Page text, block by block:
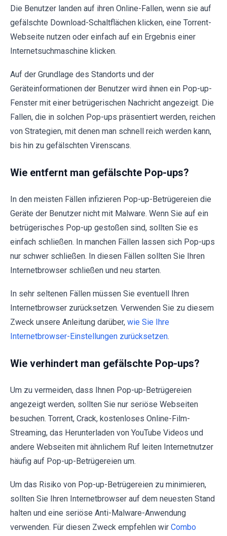
Die Benutzer landen auf ihren Online-Fallen, wenn sie auf
gefälschte Download-Schaltflächen klicken, eine Torrent-
Webseite nutzen oder einfach auf ein Ergebnis einer
Internetsuchmaschine klicken.
Auf der Grundlage des Standorts und der
Geräteinformationen der Benutzer wird ihnen ein Pop-up-
Fenster mit einer betrügerischen Nachricht angezeigt. Die
Fallen, die in solchen Pop-ups präsentiert werden, reichen
von Strategien, mit denen man schnell reich werden kann,
bis hin zu gefälschten Virenscans.
Wie entfernt man gefälschte Pop-ups?
In den meisten Fällen infizieren Pop-up-Betrügereien die
Geräte der Benutzer nicht mit Malware. Wenn Sie auf ein
betrügerisches Pop-up gestoßen sind, sollten Sie es
einfach schließen. In manchen Fällen lassen sich Pop-ups
nur schwer schließen. In diesen Fällen sollten Sie Ihren
Internetbrowser schließen und neu starten.
In sehr seltenen Fällen müssen Sie eventuell Ihren
Internetbrowser zurücksetzen. Verwenden Sie zu diesem
Zweck unsere Anleitung darüber, wie Sie Ihre
Internetbrowser-Einstellungen zurücksetzen.
Wie verhindert man gefälschte Pop-ups?
Um zu vermeiden, dass Ihnen Pop-up-Betrügereien
angezeigt werden, sollten Sie nur seriöse Webseiten
besuchen. Torrent, Crack, kostenloses Online-Film-
Streaming, das Herunterladen von YouTube Videos und
andere Webseiten mit ähnlichem Ruf leiten Internetnutzer
häufig auf Pop-up-Betrügereien um.
Um das Risiko von Pop-up-Betrügereien zu minimieren,
sollten Sie Ihren Internetbrowser auf dem neuesten Stand
halten und eine seriöse Anti-Malware-Anwendung
verwenden. Für diesen Zweck empfehlen wir Combo